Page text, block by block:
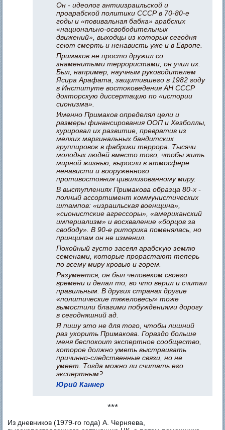
Он - идеолог антиизраильской и
проарабской политики СССР в 70-80-е
годы и «повивальная бабка» арабских
«национально-освободительных
движений», выходцы из которых сегодня
сеют смерть и ненависть уже и в Европе.
Примаков не просто дружил со
знаменитыми террористами, он учил их.
Был, например, научным руководителем
Ясира Арафата, защитившего в 1982 году
в Институте востоковедения АН СССР
докторскую диссертацию по «истории
сионизма».
Именно Примаков определял цели и
размеры финансирования ООП и Хезболлы,
курировал их развитие, превратив из
мелких маргинальных бандитских
группировок в фабрики террора. Тысячи
молодых людей вместо того, чтобы жить
мирной жизнью, выросли в атмосфере
ненависти и вооруженного
противостояния цивилизованному миру.
В выступлениях Примакова образца 80-х -
полный ассортимент коммунистических
штампов: «израильская военщина»,
«сионистские агрессоры», «американский
империализм» и восхваление «борцов за
свободу». В 90-е риторика поменялась, но
принципам он не изменил.
Покойный густо засеял арабскую землю
семенами, которые прорастают теперь
по всему миру кровью и горем.
Разумеется, он был человеком своего
времени и делал то, во что верил и считал
правильным. В других странах другие
«политические тяжеловесы» тоже
вымостили благими побуждениями дорогу
в сегодняшний ад.
Я пишу это не для того, чтобы лишний
раз укорить Примакова. Гораздо больше
меня беспокоит экспертное сообщество,
которое должно уметь выстраивать
причинно-следственные связи, но не
умеет. Тогда можно ли считать его
экспертным?
Юрий Каннер
***
Из дневников (1979-го года) А. Черняева,